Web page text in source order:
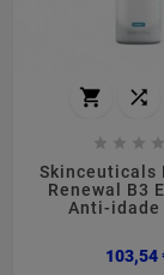
 
   
Skinceuticals
Renewal B3
Anti-idade
103,54